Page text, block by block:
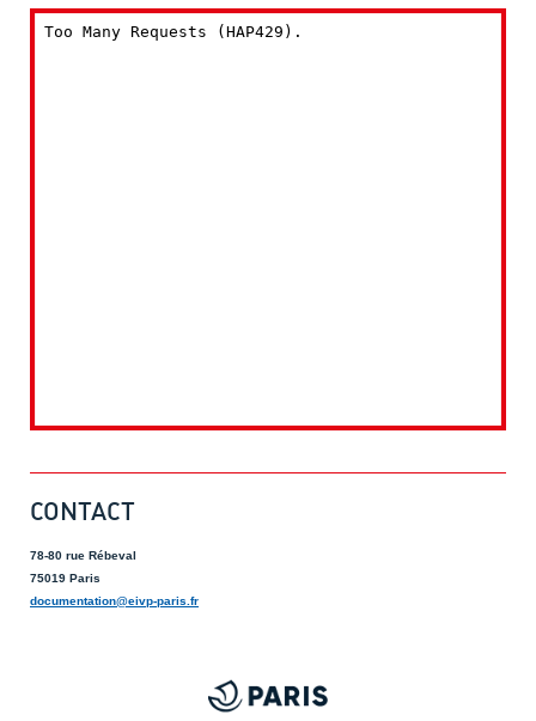
CONTACT
78-80 rue Rébeval
75019 Paris
documentation@eivp-paris.fr